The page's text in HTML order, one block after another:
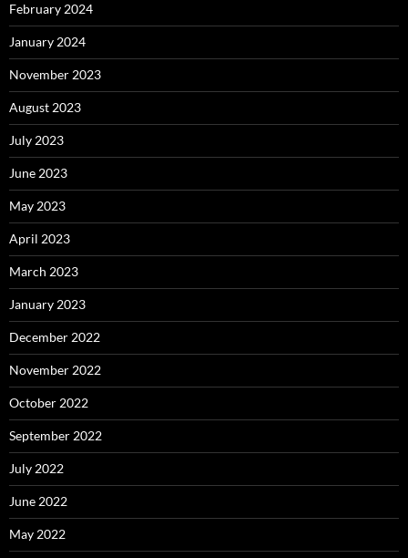
February 2024
January 2024
November 2023
August 2023
July 2023
June 2023
May 2023
April 2023
March 2023
January 2023
December 2022
November 2022
October 2022
September 2022
July 2022
June 2022
May 2022